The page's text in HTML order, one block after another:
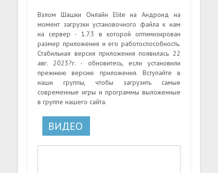
Взлом Шашки Онлайн Elite на Андроид на
момент загрузки установочного файла к нам
на сервер - 1.7.3 в которой оптимизирован
размер приложения и его работоспособность.
Стабильная версия приложения появилась 22
авг. 2023?г. - обновитесь, если установили
прежнюю версию приложения. Вступайте в
наши группы, чтобы загрузить самые
современные игры и программы выложенные
в группе нашего сайта.
ВИДЕО